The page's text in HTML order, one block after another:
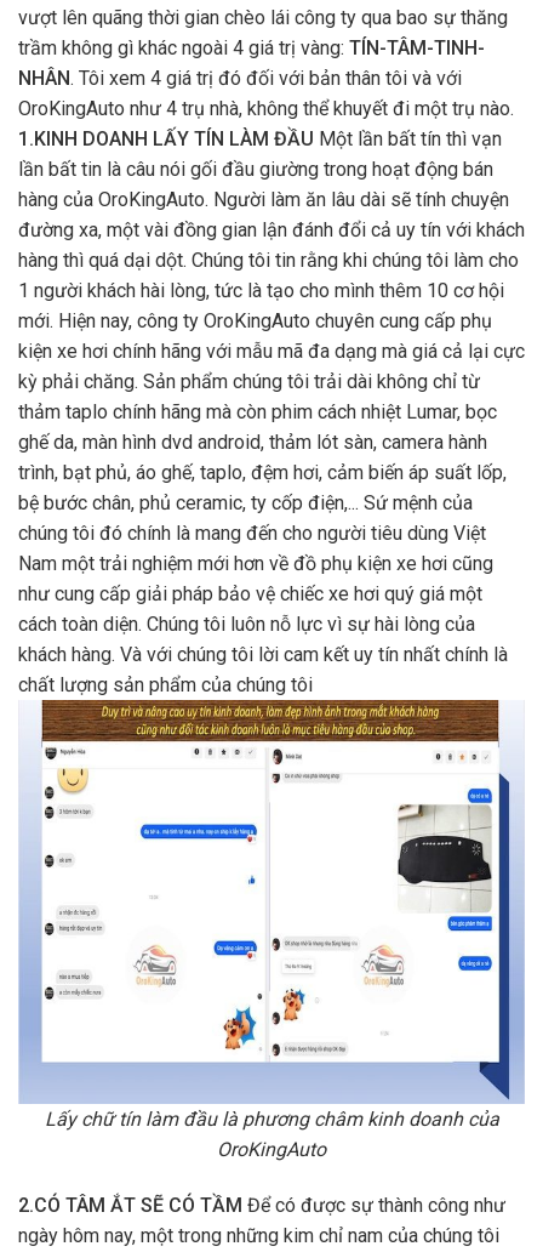
vượt lên quãng thời gian chèo lái công ty qua bao sự thăng
trầm không gì khác ngoài 4 giá trị vàng: TÍN-TÂM-TINH-
NHÂN. Tôi xem 4 giá trị đó đối với bản thân tôi và với
OroKingAuto như 4 trụ nhà, không thể khuyết đi một trụ nào.
1.KINH DOANH LẤY TÍN LÀM ĐẦU Một lần bất tín thì vạn
lần bất tin là câu nói gối đầu giường trong hoạt động bán
hàng của OroKingAuto. Người làm ăn lâu dài sẽ tính chuyện
đường xa, một vài đồng gian lận đánh đổi cả uy tín với khách
hàng thì quá dại dột. Chúng tôi tin rằng khi chúng tôi làm cho
1 người khách hài lòng, tức là tạo cho mình thêm 10 cơ hội
mới. Hiện nay, công ty OroKingAuto chuyên cung cấp phụ
kiện xe hơi chính hãng với mẫu mã đa dạng mà giá cả lại cực
kỳ phải chăng. Sản phẩm chúng tôi trải dài không chỉ từ
thảm taplo chính hãng mà còn phim cách nhiệt Lumar, bọc
ghế da, màn hình dvd android, thảm lót sàn, camera hành
trình, bạt phủ, áo ghế, taplo, đệm hơi, cảm biến áp suất lốp,
bệ bước chân, phủ ceramic, ty cốp điện,... Sứ mệnh của
chúng tôi đó chính là mang đến cho người tiêu dùng Việt
Nam một trải nghiệm mới hơn về đồ phụ kiện xe hơi cũng
như cung cấp giải pháp bảo vệ chiếc xe hơi quý giá một
cách toàn diện. Chúng tôi luôn nỗ lực vì sự hài lòng của
khách hàng. Và với chúng tôi lời cam kết uy tín nhất chính là
chất lượng sản phẩm của chúng tôi
Lấy chữ tín làm đầu là phương châm kinh doanh của
OroKingAuto
2.CÓ TÂM ẮT SẼ CÓ TẦM Để có được sự thành công như
ngày hôm nay, một trong những kim chỉ nam của chúng tôi